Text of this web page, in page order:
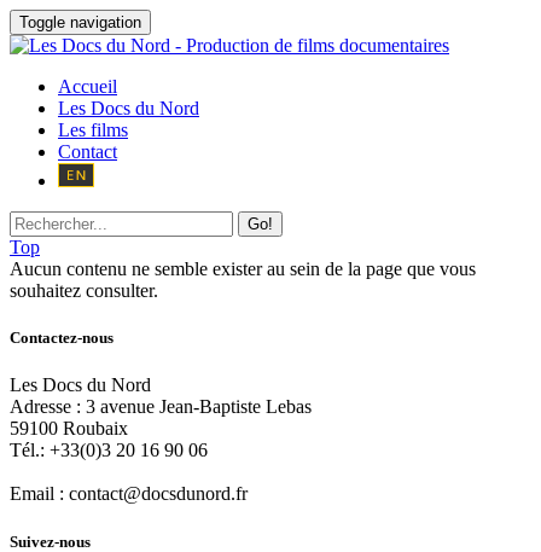
Toggle navigation
Accueil
Les Docs du Nord
Les films
Contact
Go!
Top
Aucun contenu ne semble exister au sein de la page que vous
souhaitez consulter.
Contactez-nous
Les Docs du Nord
Adresse : 3 avenue Jean-Baptiste Lebas
59100 Roubaix
Tél.: +33(0)3 20 16 90 06
Email : contact@docsdunord.fr
Suivez-nous